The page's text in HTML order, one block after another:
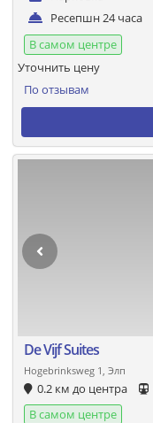
Ресепшн 24 часа
В самом центре
По отзывам
Уточнить цену
De Vijf Suites
Hogebrinksweg 1, Элп
0.2 км до центра
В самом центре